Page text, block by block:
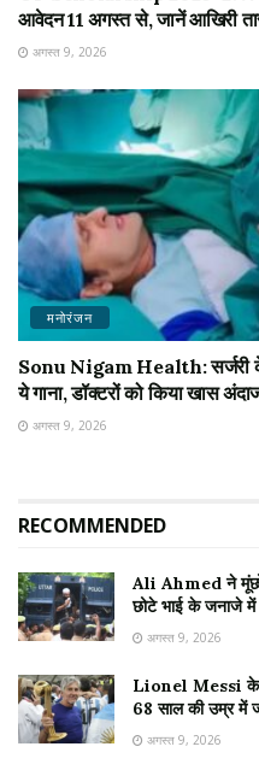
आवेदन 11 अगस्त से, जानें आखिरी
अगस्त 9, 2026
मनोरंजन
Sonu Nigam Health: सर्जरी के
ये गाना, डॉक्टरों को किया खास
अगस्त 9, 2026
RECOMMENDED
Ali Ahmed ने मूंछों
छोटे भाई के जनाजे
अगस्त 9, 2026
Lionel Messi के
68 साल की उम्र में
अगस्त 9, 2026